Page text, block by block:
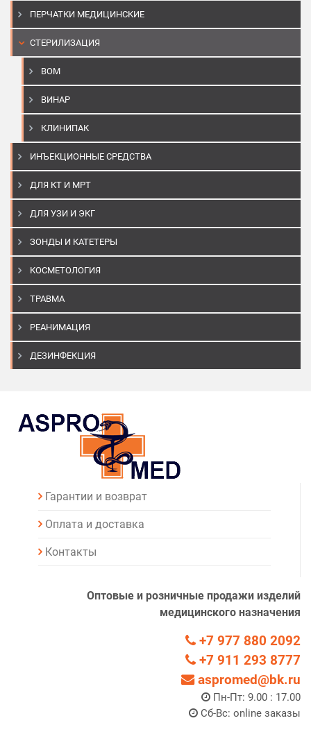
ПЕРЧАТКИ МЕДИЦИНСКИЕ
СТЕРИЛИЗАЦИЯ
BOM
ВИНАР
КЛИНИПАК
ИНЪЕКЦИОННЫЕ СРЕДСТВА
ДЛЯ КТ И МРТ
ДЛЯ УЗИ И ЭКГ
ЗОНДЫ И КАТЕТЕРЫ
КОСМЕТОЛОГИЯ
ТРАВМА
РЕАНИМАЦИЯ
ДЕЗИНФЕКЦИЯ
Гарантии и возврат
Оплата и доставка
Контакты
Оптовые и розничные продажи изделий
медицинского назначения
+7 977 880 2092
+7 911 293 8777
aspromed@bk.ru
Пн-Пт: 9.00 : 17.00
Сб-Вс: online заказы